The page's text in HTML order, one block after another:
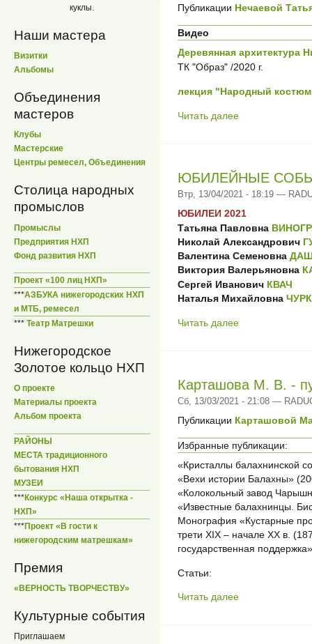
куклы.
Наши мастера
Визитки
Альбомы
Объединения
мастеров
Клубы
Мастерские
Центры ремесел, Объединения
Столица народных
промыслов
Промыслы
Предприятия НХП
Фонд развития НХП
Проект «100 лиц НХП»
***АЗБУКА нижегородских НХП
и МТБ, ремесел
*** Театр Матрешки
Нижегородское
Золотое кольцо НХП
О проекте
Материалы проекта
Альбом проекта
РАЙОНЫ
МЕСТА традиционного
бытования НХП
МУЗЕИ
***Конкурс «Наша открытка -
НХП»
***Проект «В гости к
нижегородским матрешкам»
Премия
«ВЕРНОСТЬ ТВОРЧЕСТВУ»
Культурные события
Приглашаем
Публикации Нечаевой
Видео
Деревянная архитектура
ТК "Образ" /2020 г.
лекция "Народный
Читать далее
ЮБИЛЕЙНЫЕ
Втр, 13/04/2021 - 18:19 —
ЮБИЛЕИ 2021
Татьяна Павловна
Николай Александрович
Валентина Семеновна
Виктория Валерьяновна
Сергей Иванович КВАЧ
Наталья Михайловна
Читать далее
Карташова М. В. -
Сб, 13/03/2021 - 21:08 —
Публикации Карташовой
Избранные публикации:
«Кристаллы балахнинской
«Вехи истории Балахны»
«Колокольный завод
«Известные балахнинцы.
Монография «Кустарные
трети XIX – начале XX в.
государственная
Статьи:
Читать далее